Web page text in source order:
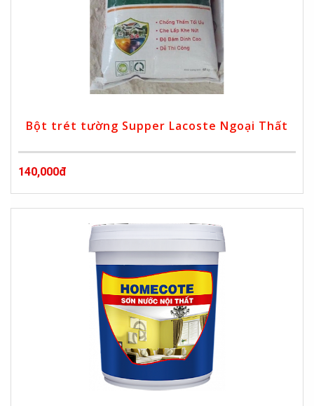
Bột trét tường Supper Lacoste Ngoại Thất
140,000đ